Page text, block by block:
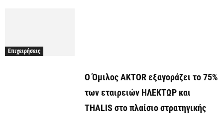
Επιχειρήσεις
Ο Όμιλος AKTOR εξαγοράζει το 75%
των εταιρειών ΗΛΕΚΤΩΡ και
THALIS στο πλαίσιο στρατηγικής